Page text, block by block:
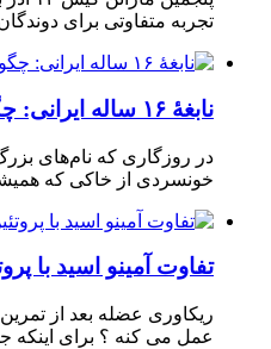
تجربه متفاوتی برای
نابغهٔ ۱۶ ساله ایرانی: چگونه بنیامین فرجی به قلهٔ تنیس‌روی‌میز رسید؟
در روزگاری که نام‌های
خونسردی از خاکی که
تفاوت آمینو اسید با
ریکاوری عضله بعد از
عمل می‌ کنه ؟ برای اینکه